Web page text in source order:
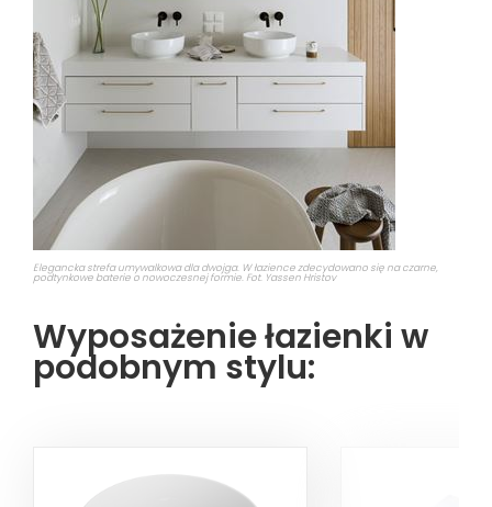
Elegancka strefa umywalkowa dla dwojga. W łazience zdecydowano się na czarne,
podtynkowe baterie o nowoczesnej formie. Fot. Yassen Hristov
Wyposażenie łazienki w
podobnym stylu: